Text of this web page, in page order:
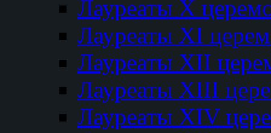
Лауреаты Х
Лауреаты XI
Лауреаты XII
Лауреаты XIII
Лауреаты XIV